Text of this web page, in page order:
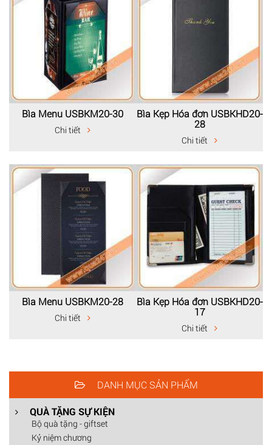
Bìa Menu USBKM20-30
Chi tiết
Bìa Kẹp Hóa đơn USBKHD20-
28
Chi tiết
Bìa Menu USBKM20-28
Chi tiết
Bìa Kẹp Hóa đơn USBKHD20-
17
Chi tiết
DANH MỤC SẢN PHẨM
QUÀ TẶNG SỰ KIỆN
Bộ quà tặng - giftset
Kỷ niệm chương